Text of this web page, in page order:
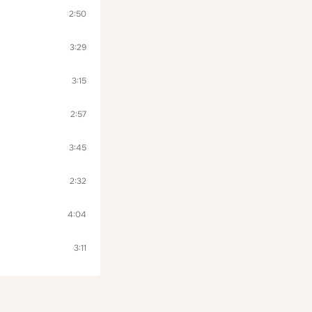
2:50
3:29
3:15
2:57
3:45
2:32
4:04
3:11